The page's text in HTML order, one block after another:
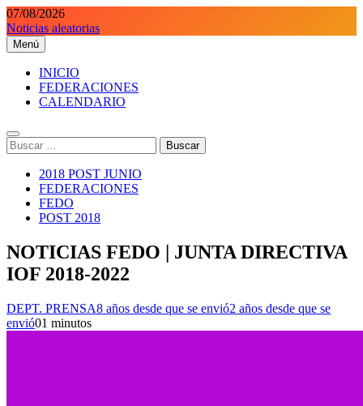
Saltar
al
contenido
07/08/2026
Noticias aleatorias
Orientaciondeportiva.es
Conoce el deporte de la Orientación Deportiva a través de nuestra
web.
Menú
INICIO
FEDERACIONES
CALENDARIO
Buscar:
2018 POST JUNIO
FEDERACIONES
FEDO
POST 2018
NOTICIAS FEDO | JUNTA DIRECTIVA
IOF 2018-2022
DEPT. PRENSA8 años desde que se envió2 años desde que se
envió01 minutos